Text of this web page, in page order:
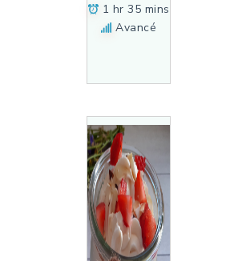
1 hr 35 mins
Avancé